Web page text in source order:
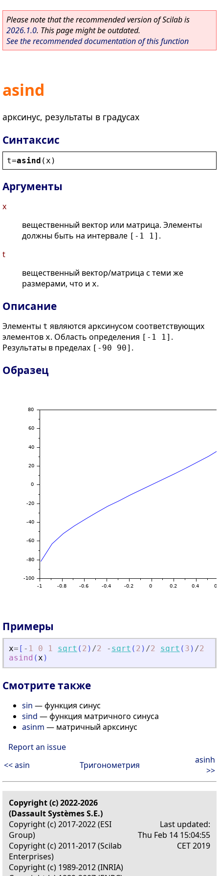
Please note that the recommended version of Scilab is
2026.1.0. This page might be outdated.
See the recommended documentation of this function
asind
арксинус, результаты в градусах
Синтаксис
t=asind ( x )
Аргументы
x
вещественный вектор или матрица. Элементы
должны быть на интервале [-1 1] .
t
вещественный вектор/матрица с теми же
размерами, что и x.
Описание
Элементы t являются арксинусом соответствующих
элементов x. Область определения [-1 1] .
Результаты в пределах [-90 90] .
Образец
Примеры
x= [ - 1 0 1 sqrt ( 2 ) /2 - sqrt ( 2 ) /2 sqrt ( 3 ) /2
asind (x )
Смотрите также
sin — функция синус
sind — функция матричного синуса
asinm — матричный арксинус
Report an issue
<< asin
Тригонометрия
asinh
>>
Copyright (c) 2022-2026
(Dassault Systèmes S.E.)
Copyright (c) 2017-2022 (ESI
Group)
Copyright (c) 2011-2017 (Scilab
Enterprises)
Copyright (c) 1989-2012 (INRIA)
Last updated:
Thu Feb 14 15:04:55
CET 2019